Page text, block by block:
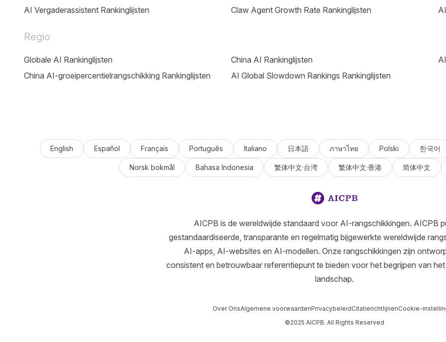
AI Vergaderassistent Rankinglijsten
Claw Agent Growth Rate Rankinglijsten
Regio
Globale AI Rankinglijsten China AI Rankinglijsten
China AI-groeipercentielrangschikking Rankinglijsten
AI Global Slowdown Rankings Rankinglijsten
English Español Français Português Italiano 日本語 ภาษาไทย Polski 한국어
Norsk bokmål Bahasa Indonesia 繁体中文·台湾 繁体中文·香港 简体中文
AICPB is de wereldwijde standaard voor AI-rangschikkingen. AICPB
gestandaardiseerde, transparante en regelmatig bijgewerkte wereldwijde
AI-apps, AI-websites en AI-modellen. Onze rangschikkingen zijn
consistent en betrouwbaar referentiepunt te bieden voor het begrijpen van
landschap.
Over OnsAlgemene voorwaardenPrivacybeleidCitatierichtlijnenCookie-
©2025 AICPB. All Rights Reserved